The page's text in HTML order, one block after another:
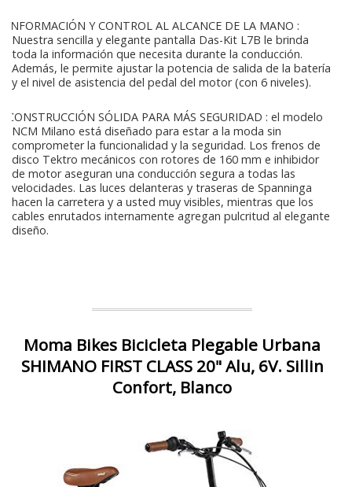
INFORMACIÓN Y CONTROL AL ALCANCE DE LA MANO :
Nuestra sencilla y elegante pantalla Das-Kit L7B le brinda
toda la información que necesita durante la conducción.
Además, le permite ajustar la potencia de salida de la batería
y el nivel de asistencia del pedal del motor (con 6 niveles).
CONSTRUCCIÓN SÓLIDA PARA MÁS SEGURIDAD : el modelo
NCM Milano está diseñado para estar a la moda sin
comprometer la funcionalidad y la seguridad. Los frenos de
disco Tektro mecánicos con rotores de 160 mm e inhibidor
de motor aseguran una conducción segura a todas las
velocidades. Las luces delanteras y traseras de Spanninga
hacen la carretera y a usted muy visibles, mientras que los
cables enrutados internamente agregan pulcritud al elegante
diseño.
Moma Bikes Bicicleta Plegable Urbana
SHIMANO FIRST CLASS 20" Alu, 6V. Sillin
Confort, Blanco